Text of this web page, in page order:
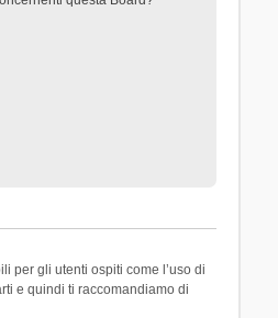
per gli utenti ospiti come l’uso di
e quindi ti raccomandiamo di